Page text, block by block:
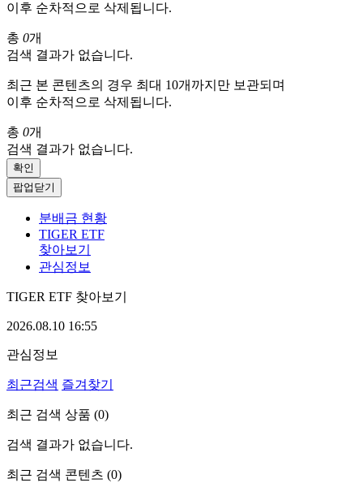
이후 순차적으로 삭제됩니다.
총 0개
검색 결과가 없습니다.
최근 본 콘텐츠의 경우 최대 10개까지만 보관되며
이후 순차적으로 삭제됩니다.
총 0개
검색 결과가 없습니다.
확인
팝업닫기
분배금 현황
TIGER ETF
찾아보기
관심정보
TIGER ETF 찾아보기
2026.08.10 16:55
관심정보
최근검색 즐겨찾기
최근 검색 상품 (0)
검색 결과가 없습니다.
최근 검색 콘텐츠 (0)